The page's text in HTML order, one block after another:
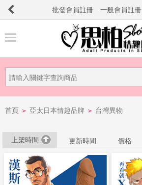
批發會員註冊 一般會員註冊
品
新
品
市
提
防
首頁 > 亞太日本情趣品牌 > 台灣異物
上架時間 更新時間 價格